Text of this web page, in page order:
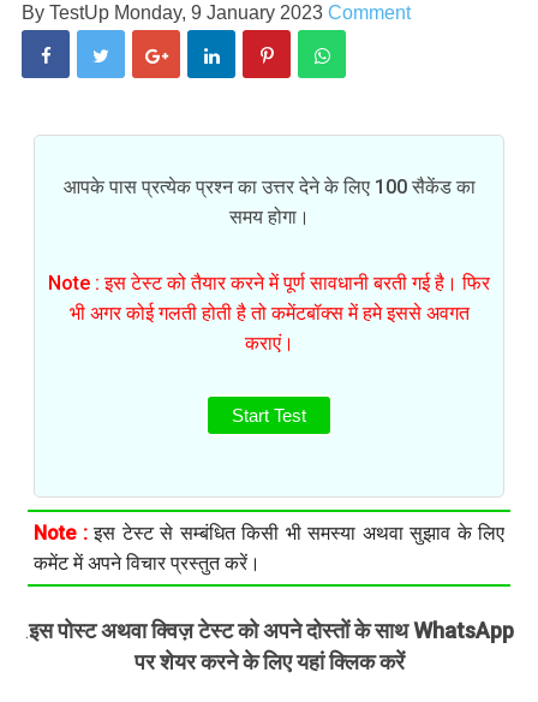
By TestUp Monday, 9 January 2023 Comment
आपके पास प्रत्येक प्रश्न का उत्तर देने के लिए 100 सैकेंड का
समय होगा।
Note : इस टेस्ट को तैयार करने में पूर्ण सावधानी बरती गई है। फिर
भी अगर कोई गलती होती है तो कमेंटबॉक्स में हमे इससे अवगत
कराएं।
Start Test
Note :इस टेस्ट से सम्बंधित किसी भी समस्या अथवा सुझाव के लिए
कमेंट में अपने विचार प्रस्तुत करें।
.इस पोस्ट अथवा क्विज़ टेस्ट को अपने दोस्तों के साथ WhatsApp
पर शेयर करने के लिए यहां क्लिक करें